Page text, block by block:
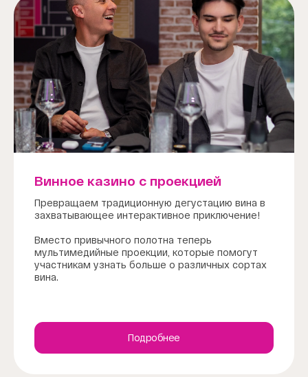
Винное казино с проекцией
Превращаем традиционную дегустацию вина в
захватывающее интерактивное приключение!
Вместо привычного полотна теперь
мультимедийные проекции, которые помогут
участникам узнать больше о различных сортах
вина.
Подробнее